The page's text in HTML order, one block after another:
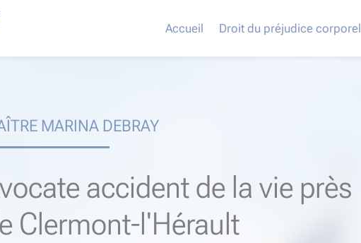
Accueil Droit du préjudice corporel
MARINA DEBRAY
accident de la vie près
Clermont-l'Hérault